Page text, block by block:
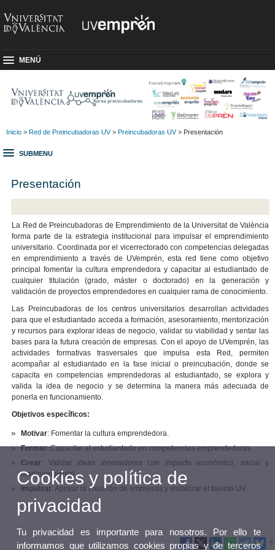
MENÚ
Inicio > Red de Preincubadoras UV> Preincubadoras UV> Presentación
SUBMENU
Presentación
La Red de Preincubadoras de Emprendimiento de la Universitat de València
forma parte de la estrategia institucional para impulsar el emprendimiento
universitario. Coordinada por el vicerrectorado con competencias delegadas
en emprendimiento a través de UVemprén, esta red tiene como objetivo
principal fomentar la cultura emprendedora y capacitar al estudiantado de
cualquier titulación (grado, máster o doctorado) en la generación y
validación de proyectos emprendedores en cualquier rama de conocimiento.
Las Preincubadoras de los centros universitarios desarrollan actividades
para que el estudiantado acceda a formación, asesoramiento, mentorización
y recursos para explorar ideas de negocio, validar su viabilidad y sentar las
bases para la futura creación de empresas. Con el apoyo de UVemprén, las
actividades formativas trasversales que impulsa esta Red, permiten
acompañar al estudiantado en la fase inicial o preincubación, donde se
capacita en competencias emprendedoras al estudiantado, se explora y
valida la idea de negocio y se determina la manera más adecuada de
ponerla en funcionamiento.
Objetivos específicos:
Motivar: Fomentar la cultura emprendedora.
Formar: Capacitar al estudiantado en competencias emprendedoras.
Crear: Validar ideas innovadoras con impacto económico, social y
medioambiental.
Impulsar: Apoyar la creación de empresas y visibilizar el talento UV.
Cookies y política de
privacidad
Tu privacidad es importante para nosotros. Por ello te
informamos que utilizamos cookies propias y de terceros